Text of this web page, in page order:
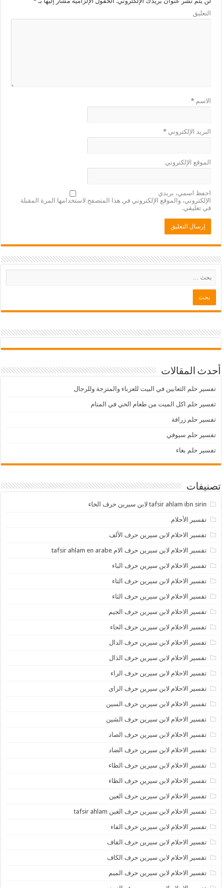
التعليق
الاسم*
البريد الإلكتروني*
الموقع الإلكتروني
احفظ اسمي، بريدي
الإلكتروني، والموقع الإلكتروني في هذا المتصفح لاستخدامها المرة المقبلة
في تعليقي.
أحدث المقالات
تفسير حلم الثعابين في البيت للعزباء والمتزجة وللرجال
تفسير حلم اكل الميت من طعام الحي في المنام
تفسير حلم زرافة
تفسير حلم سيوفي
تفسير حلم بغاء
تصنيفات
tafsir ahlam ibn sirin لابن سيرين حرف الخاء
تفسير الأحلام
تفسير الاحلام لابن سيرين حرف الألف
تفسير الاحلام لابن سيرين حرف الام tafsir ahlam en arabe
تفسير الاحلام لابن سيرين حرف الباء
تفسير الاحلام لابن سيرين حرف التاء
تفسير الاحلام لابن سيرين حرف الثاء
تفسير الاحلام لابن سيرين حرف الجيم
تفسير الاحلام لابن سيرين حرف الحاء
تفسير الاحلام لابن سيرين حرف الدال
تفسير الاحلام لابن سيرين حرف الذال
تفسير الاحلام لابن سيرين حرف الراء
تفسير الاحلام لابن سيرين حرف الزاى
تفسير الاحلام لابن سيرين حرف السين
تفسير الاحلام لابن سيرين حرف الشين
تفسير الاحلام لابن سيرين حرف الصاد
تفسير الاحلام لابن سيرين حرف الضاد
تفسير الاحلام لابن سيرين حرف الطاء
تفسير الاحلام لابن سيرين حرف الظاء
تفسير الاحلام لابن سيرين حرف العين
تفسير الاحلام لابن سيرين حرف الغين tafsir ahlam
تفسير الاحلام لابن سيرين حرف الفاء
تفسير الاحلام لابن سيرين حرف القاف
تفسير الاحلام لابن سيرين حرف الكاف
تفسير الاحلام لابن سيرين حرف الميم